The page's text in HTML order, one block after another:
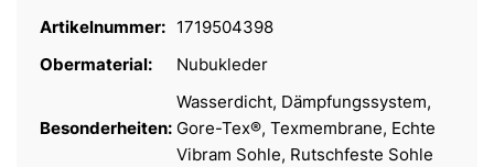
Artikelnummer: 1719504398
Obermaterial:
Nubukleder
Besonderheiten:
Wasserdicht, Dämpfungssystem,
Gore-Tex®, Texmembrane, Echte
Vibram Sohle, Rutschfeste Sohle